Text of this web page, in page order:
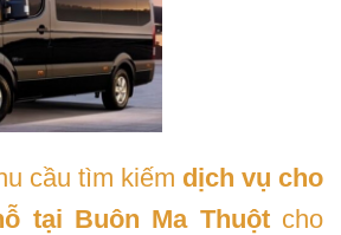
cầu tìm kiếm dịch vụ cho
tại Buôn Ma Thuộtcho